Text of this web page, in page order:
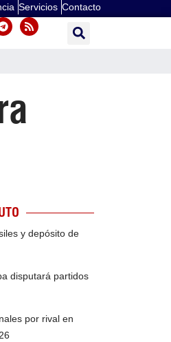
Servicios Contacto
y depósito de
disputará partidos
por rival en